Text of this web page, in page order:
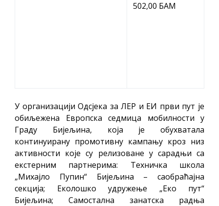
502,00 БАМ
У организацији Одсјека за ЛЕР и ЕИ први пут је
обиљежена Европска седмица мобилности у
Граду Бијељина, која је обухватала
континуирану промотивну кампању кроз низ
активности које су релизоване у сарадњи са
екстерним партнерима: Техничка школа
„Михајло Пупин“ Бијељина – саобраћајна
секција; Еколошко удружење „Еко пут“
Бијељина; Самостална занатска радња